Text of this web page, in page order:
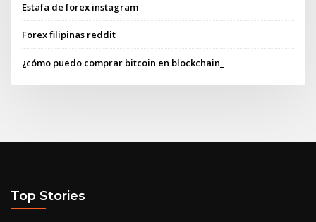
Estafa de forex instagram
Forex filipinas reddit
¿cómo puedo comprar bitcoin en blockchain_
Top Stories